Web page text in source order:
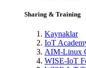
Sharing & Training
Kaynaklar
IoT
AIM-Linux
WISE-IoT